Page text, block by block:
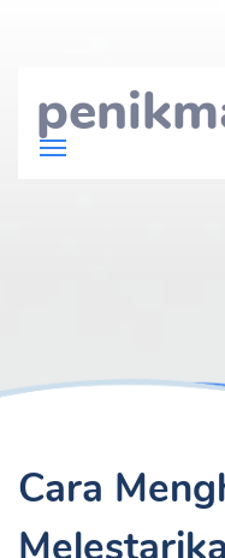
Cara